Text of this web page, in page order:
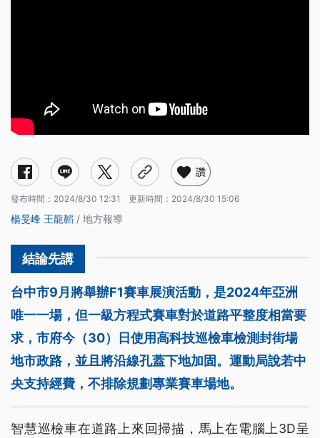
讚
發布時間： 2024/8/30 12:31 更新時間： 2024/8/30 15:06
楊旻峰 王龍韜 / 地方報導
台中市9月將舉辦F1賽車展演活動，是2024年亞洲
唯一一場，但一級方程式賽車對於道路平整度相當要
求，市府今（30）日使用高科技巡檢車檢測封街場
地市政路，並且將沿線孔蓋下地加固。運動局說若中
央支持經費，不排除規劃專業賽車場地。
智慧巡檢車在道路上來回掃描，馬上在電腦上3D呈